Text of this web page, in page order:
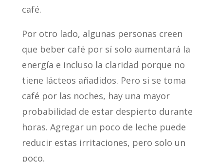
café.
Por otro lado, algunas personas creen
que beber café por sí solo aumentará la
energía e incluso la claridad porque no
tiene lácteos añadidos. Pero si se toma
café por las noches, hay una mayor
probabilidad de estar despierto durante
horas. Agregar un poco de leche puede
reducir estas irritaciones, pero solo un
poco.